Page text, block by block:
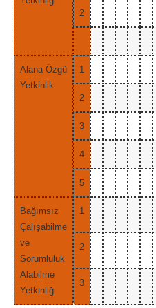
2
Alana Özgü
Yetkinlik
1
2
3
4
5
Bağımsız
Çalışabilme
ve
Sorumluluk
Alabilme
Yetkinliği
1
2
3